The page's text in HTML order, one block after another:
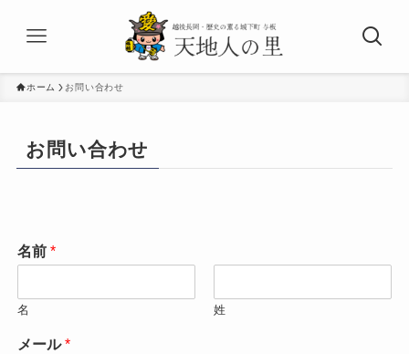
ホーム お問い合わせ
お問い合わせ
名前 *
名 姓
メール*